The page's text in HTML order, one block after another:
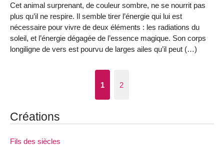
Cet animal surprenant, de couleur sombre, ne se nourrit pas
plus qu’il ne respire. Il semble tirer l’énergie qui lui est
nécessaire pour vivre de deux éléments : les radiations du
soleil, et l’énergie dégagée de l’essence magique. Son corps
longiligne de vers est pourvu de larges ailes qu’il peut (…)
1 2
Créations
Fils des siècles